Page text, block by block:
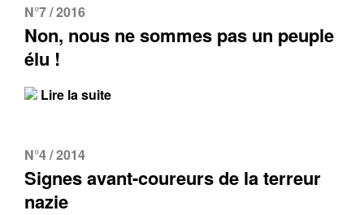
N°7 / 2016
Non, nous ne sommes pas un peuple
élu !
Lire la suite
N°4 / 2014
Signes avant-coureurs de la terreur
nazie